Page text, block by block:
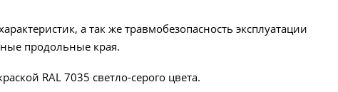
а так же травмобезопасность эксплуатации
продольные края.
RAL 7035 светло-серого цвета.